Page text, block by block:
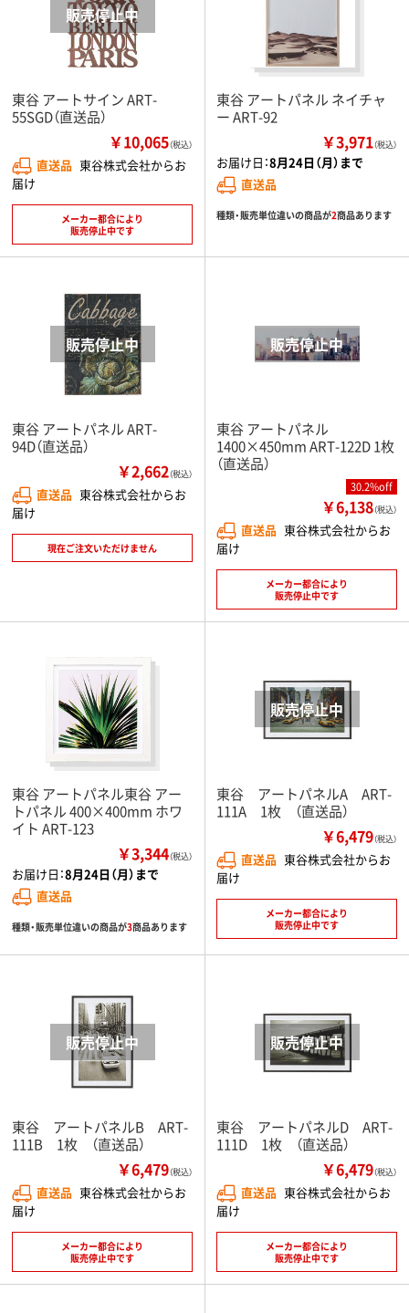
東谷 アートサイン ART-
55SGD（直送品）
￥10,065（税込）
直送品 東谷株式会社からお
届け
メーカー都合により
販売停止中です
東谷 アートパネル ネイチャ
ー ART-92
￥3,971（税込）
お届け日：8月24日（月）まで
直送品
種類・販売単位違いの商品が2商品あります
東谷 アートパネル ART-
94D（直送品）
￥2,662（税込）
直送品 東谷株式会社からお
届け
現在ご注文いただけません
東谷 アートパネル
1400×450mm ART-122D 1枚
（直送品）
30.2%off
￥6,138（税込）
直送品 東谷株式会社からお
届け
メーカー都合により
販売停止中です
東谷 アートパネル東谷 アー
トパネル 400×400mm ホワ
イト ART-123
￥3,344（税込）
お届け日：8月24日（月）まで
直送品
種類・販売単位違いの商品が3商品あります
東谷 アートパネルA ART-
111A 1枚 （直送品）
￥6,479（税込）
直送品 東谷株式会社からお
届け
メーカー都合により
販売停止中です
東谷 アートパネルB ART-
111B 1枚 （直送品）
￥6,479（税込）
直送品 東谷株式会社からお
届け
メーカー都合により
販売停止中です
東谷 アートパネルD ART-
111D 1枚 （直送品）
￥6,479（税込）
直送品 東谷株式会社からお
届け
メーカー都合により
販売停止中です